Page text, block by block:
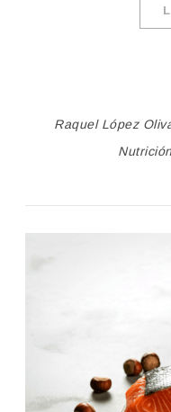
Raquel López